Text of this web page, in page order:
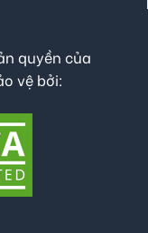
quyền của
vệ bởi: